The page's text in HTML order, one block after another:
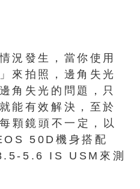
況發生，當你使用
來拍照，邊角失光
角失光的問題，只
能有效解決，至於
顆鏡頭不一定，以
50D機身搭配
5.6 IS USM來測